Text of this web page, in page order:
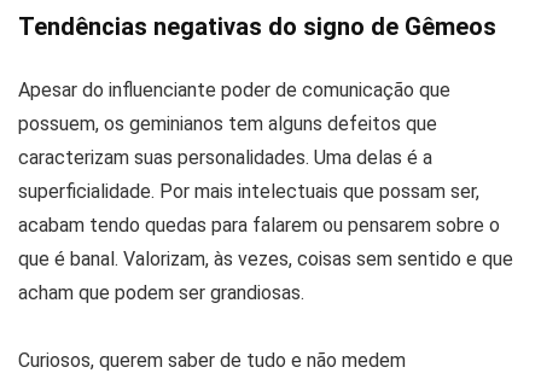
Tendências negativas do signo de Gêmeos
Apesar do influenciante poder de comunicação que
possuem, os geminianos tem alguns defeitos que
caracterizam suas personalidades. Uma delas é a
superficialidade. Por mais intelectuais que possam ser,
acabam tendo quedas para falarem ou pensarem sobre o
que é banal. Valorizam, às vezes, coisas sem sentido e que
acham que podem ser grandiosas.
Curiosos, querem saber de tudo e não medem